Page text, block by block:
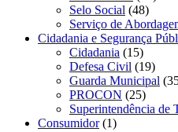
Selo Social (48)
Serviço de
Cidadania e Segurança
Cidadania (15)
Defesa Civil (19)
Guarda Municipal
PROCON (25)
Superintendência de
Consumidor(1)